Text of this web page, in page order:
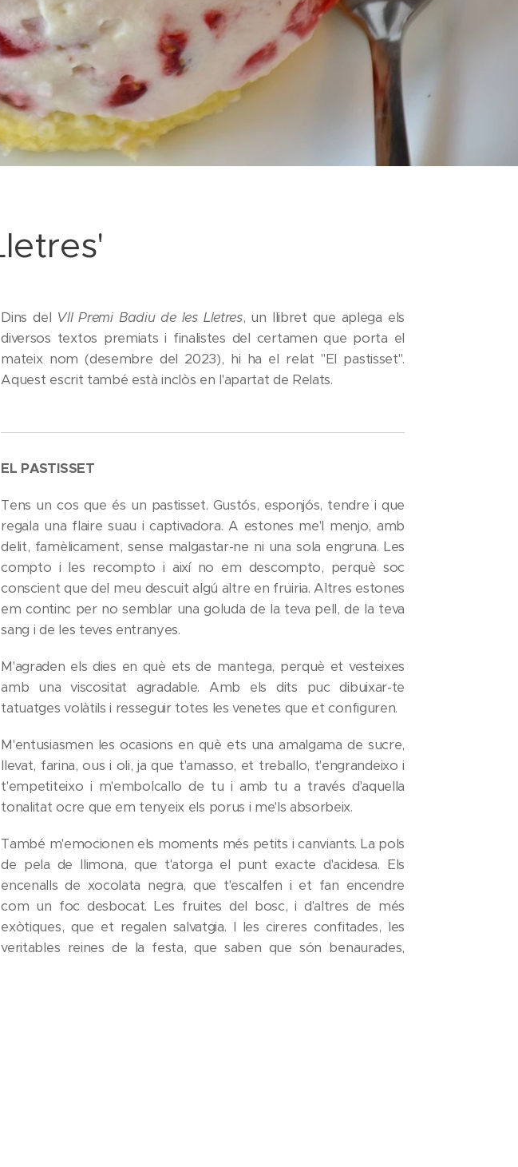
Dins del VII Premi Badiu de les Lletres, un llibret que aplega els
diversos textos premiats i finalistes del certamen que porta el
mateix nom (desembre del 2023), hi ha el relat "El pastisset".
Aquest escrit també està inclòs en l'apartat de Relats.
EL PASTISSET
Tens un cos que és un pastisset. Gustós, esponjós, tendre i que
regala una flaire suau i captivadora. A estones me'l menjo, amb
delit, famèlicament, sense malgastar-ne ni una sola engruna. Les
compto i les recompto i així no em descompto, perquè soc
conscient que del meu descuit algú altre en fruiria. Altres estones
em continc per no semblar una goluda de la teva pell, de la teva
sang i de les teves entranyes.
M'agraden els dies en què ets de mantega, perquè et vesteixes
amb una viscositat agradable. Amb els dits puc dibuixar-te
tatuatges volàtils i resseguir totes les venetes que et configuren.
M'entusiasmen les ocasions en què ets una amalgama de sucre,
llevat, farina, ous i oli, ja que t'amasso, et treballo, t'engrandeixo i
t'empetiteixo i m'embolcallo de tu i amb tu a través d'aquella
tonalitat ocre que em tenyeix els porus i me'ls absorbeix.
També m'emocionen els moments més petits i canviants. La pols
de pela de llimona, que t'atorga el punt exacte d'acidesa. Els
encenalls de xocolata negra, que t'escalfen i et fan encendre
com un foc desbocat. Les fruites del bosc, i d'altres de més
exòtiques, que et regalen salvatgia. I les cireres confitades, les
veritables reines de la festa, que saben que són benaurades,